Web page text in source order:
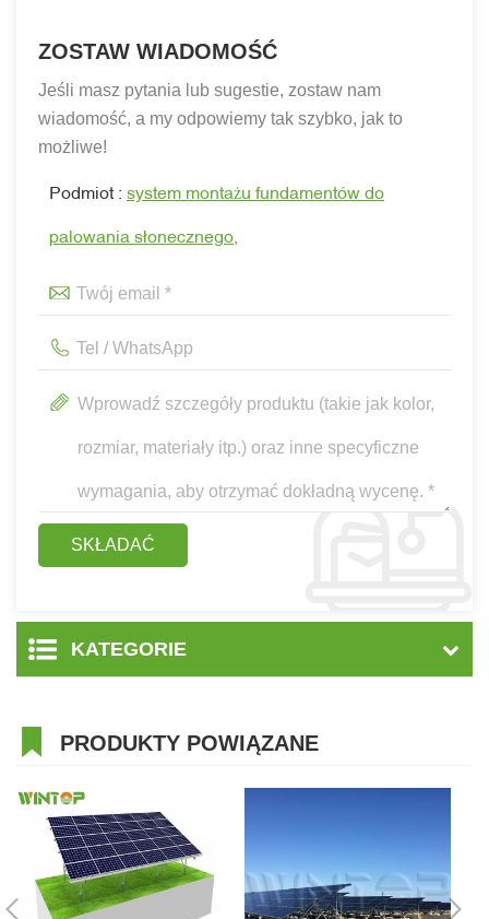
ZOSTAW WIADOMOŚĆ
Jeśli masz pytania lub sugestie, zostaw nam
wiadomość, a my odpowiemy tak szybko, jak to
możliwe!
Podmiot : system montażu fundamentów do
palowania słonecznego,
KATEGORIE
PRODUKTY POWIĄZANE